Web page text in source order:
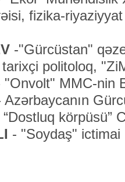
fizika-
-"Gürcüstan"
politoloq,
"Onvolt" MMC-nin
Azərbaycanın
“Dostluq körpüsü”
- "Soydaş" ictimai